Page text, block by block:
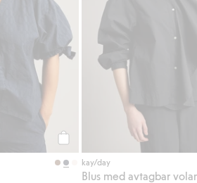
Köp
kay/day
Blus med avtagbar